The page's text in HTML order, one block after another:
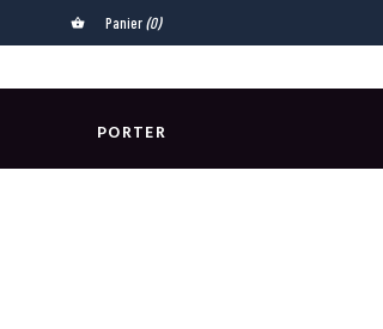
shopping_basket Panier (0)
PORTER